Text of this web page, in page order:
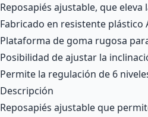
Reposapiés ajustable, que
Fabricado en resistente
Plataforma de goma rugosa
Posibilidad de ajustar la
Permite la regulación de 6
Descripción
Reposapiés ajustable que